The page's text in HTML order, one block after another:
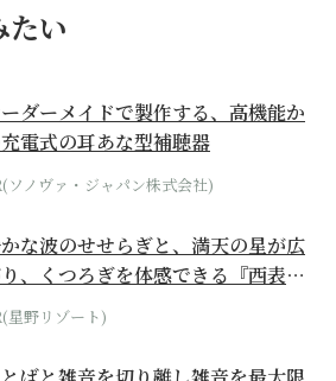
たい
ダーメイドで製作する、高機能か
電式の耳あな型補聴器
ソノヴァ・ジャパン株式会社)
な波のせせらぎと、満天の星が広
、くつろぎを体感できる『西表島
ル by...
星野リゾート)